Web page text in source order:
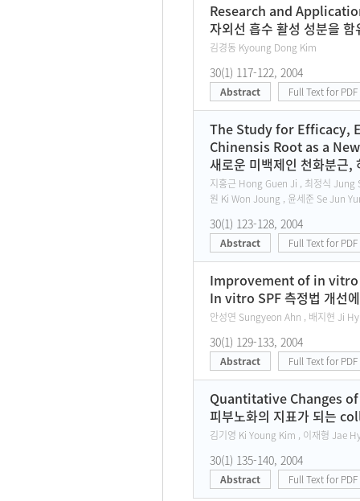
Research and
자외선 흡수 활성 성분을
김경동 Kyoung Dong Kim
30(1) 117-122, 2004
Abstract Full Text for PDF
The Study for Efficacy,
Chinensis Root as a
새로운 미백제인 천화분근,
지홍근 Hong Guen Ji , 최정식
원 Ki Won Joung , 윤세준 Se Jun
30(1) 123-128, 2004
Abstract Full Text for PDF
Improvement of in
In vitro SPF 측정법 개선
안성연 Sungyeon Ahn , 배지현 Ji
30(1) 129-133, 2004
Abstract Full Text for PDF
Quantitative Changes
피부노화의 지표가 되는
김기영 Ki Young Kim , 이재형 Jae
30(1) 135-140, 2004
Abstract Full Text for PDF